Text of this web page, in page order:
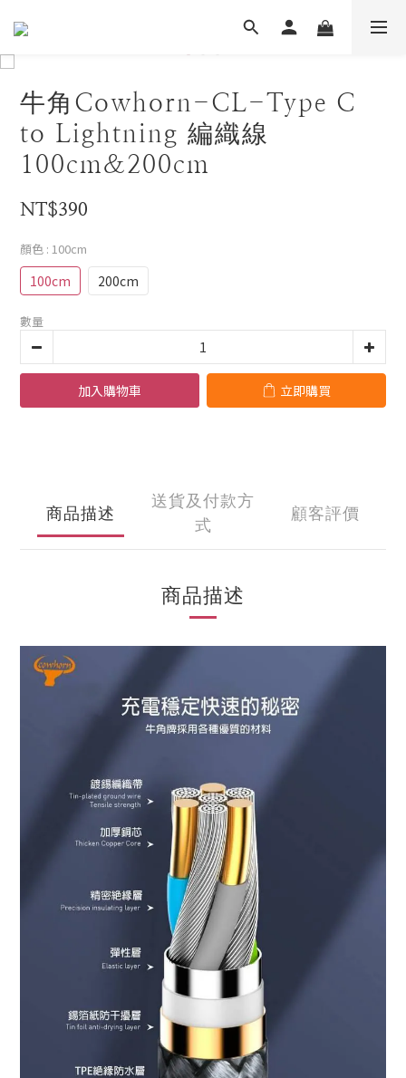
牛角Cowhorn-CL-Type C
to Lightning 編織線
100cm&200cm
NT$390
顏色 : 100cm
100cm 200cm
數量
加入購物車 立即購買
商品描述
送貨及付款方
式
顧客評價
商品描述